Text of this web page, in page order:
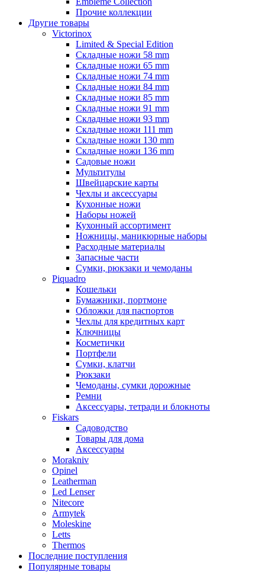
Прочие коллекции
Другие товары
Victorinox
Limited & Special Edition
Складные ножи 58 mm
Складные ножи 65 mm
Складные ножи 74 mm
Складные ножи 84 mm
Складные ножи 85 mm
Складные ножи 91 mm
Складные ножи 93 mm
Складные ножи 111 mm
Складные ножи 130 mm
Складные ножи 136 mm
Садовые ножи
Мультитулы
Швейцарские карты
Чехлы и аксессуары
Кухонные ножи
Наборы ножей
Кухонный ассортимент
Ножницы, маникюрные наборы
Расходные материалы
Запасные части
Сумки, рюкзаки и чемоданы
Piquadro
Кошельки
Бумажники, портмоне
Обложки для паспортов
Чехлы для кредитных карт
Ключницы
Косметички
Портфели
Сумки, клатчи
Рюкзаки
Чемоданы, сумки дорожные
Ремни
Аксессуары, тетради и блокноты
Fiskars
Садоводство
Товары для дома
Аксессуары
Morakniv
Opinel
Leatherman
Led Lenser
Nitecore
Armytek
Moleskine
Letts
Thermos
Последние поступления
Популярные товары